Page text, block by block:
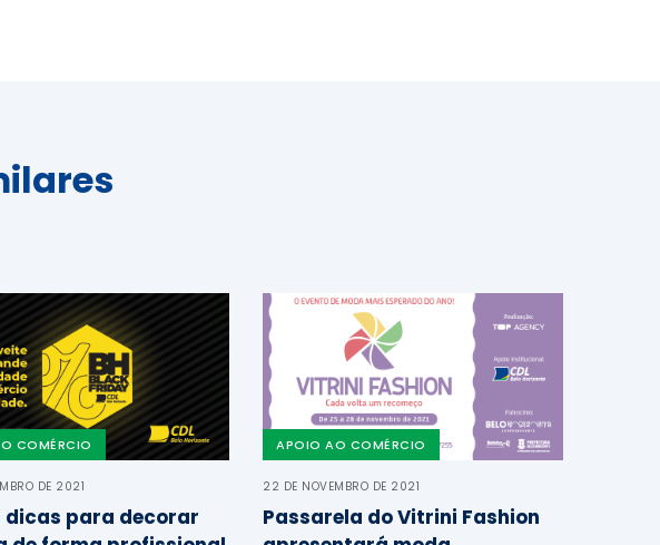
COMÉRCIO
DE 2021
dicas para decorar
APOIO AO COMÉRCIO
22 DE NOVEMBRO DE 2021
Passarela do Vitrini Fashion